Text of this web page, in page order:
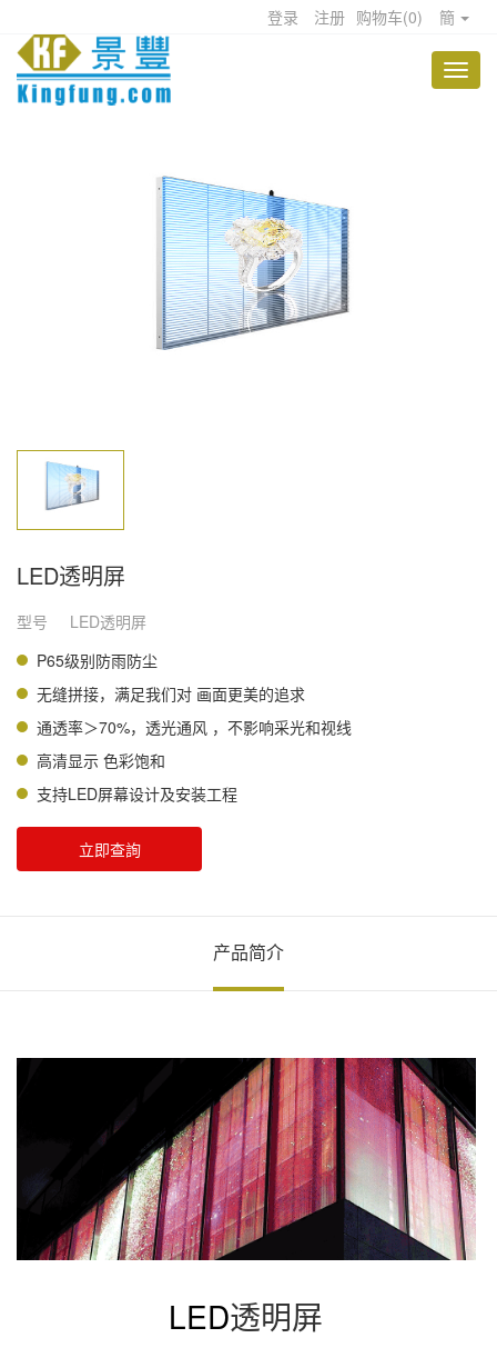
登录 注册 购物车(0) 簡
LED透明屏
型号
LED透明屏
P65级别防雨防尘
无缝拼接，满足我们对 画面更美的追求
通透率＞70%，透光通风 ，不影响采光和视线
高清显示 色彩饱和
支持LED屏幕设计及安装工程
立即查詢
产品简介
LED透明屏